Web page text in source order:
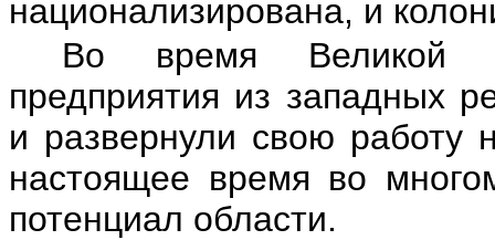
национализирована, и
Во время Великой
предприятия из западных
и развернули свою
настоящее время во
потенциал области.